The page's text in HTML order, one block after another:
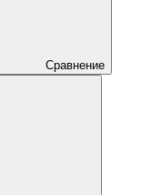
Сравнение